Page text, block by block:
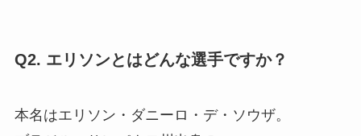
Q2. エリソンとはどんな選手ですか？
本名はエリソン・ダニーロ・デ・ソウザ。